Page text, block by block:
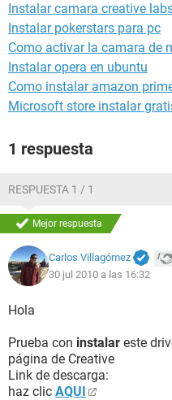
Instalar camara creative
Instalar pokerstars para pc
Como activar la camara de
Instalar opera en ubuntu
Como instalar amazon
Microsoft store instalar
1 respuesta
RESPUESTA 1 / 1
Mejor respuesta
Carlos Villagómez
30 jul 2010 a las 16:32
Hola
Prueba con instalar este
página de Creative
Link de descarga:
haz clic AQUI